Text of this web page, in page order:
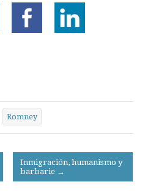
Romney
Inmigración, humanismo y
barbarie →